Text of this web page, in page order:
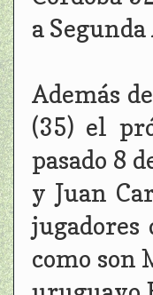
a
Además
(35) el
pasado 8
y Juan
como son